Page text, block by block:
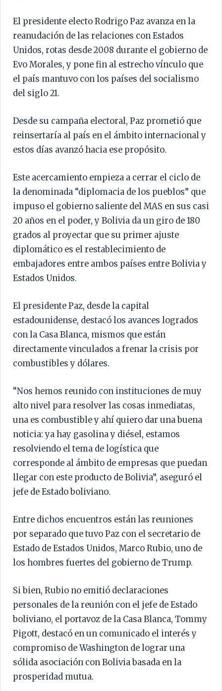
El presidente electo Rodrigo Paz avanza en la
reanudación de las relaciones con Estados
Unidos, rotas desde 2008 durante el gobierno de
Evo Morales, y pone fin al estrecho vínculo que
el país mantuvo con los países del socialismo
del siglo 21.
Desde su campaña electoral, Paz prometió que
reinsertaría al país en el ámbito internacional y
estos días avanzó hacia ese propósito.
Este acercamiento empieza a cerrar el ciclo de
la denominada “diplomacia de los pueblos” que
impuso el gobierno saliente del MAS en sus casi
20 años en el poder, y Bolivia da un giro de 180
grados al proyectar que su primer ajuste
diplomático es el restablecimiento de
embajadores entre ambos países entre Bolivia y
Estados Unidos.
El presidente Paz, desde la capital
estadounidense, destacó los avances logrados
con la Casa Blanca, mismos que están
directamente vinculados a frenar la crisis por
combustibles y dólares.
“Nos hemos reunido con instituciones de muy
alto nivel para resolver las cosas inmediatas,
una es combustible y ahí quiero dar una buena
noticia: ya hay gasolina y diésel, estamos
resolviendo el tema de logística que
corresponde al ámbito de empresas que puedan
llegar con este producto de Bolivia”, aseguró el
jefe de Estado boliviano.
Entre dichos encuentros están las reuniones
por separado que tuvo Paz con el secretario de
Estado de Estados Unidos, Marco Rubio, uno de
los hombres fuertes del gobierno de Trump.
Si bien, Rubio no emitió declaraciones
personales de la reunión con el jefe de Estado
boliviano, el portavoz de la Casa Blanca, Tommy
Pigott, destacó en un comunicado el interés y
compromiso de Washington de lograr una
sólida asociación con Bolivia basada en la
prosperidad mutua.